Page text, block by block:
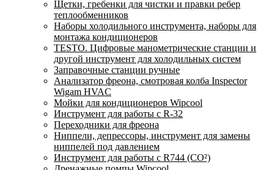
Щетки, гребенки для чистки и правки ребер
теплообменников
Наборы холодильного инструмента, наборы для
монтажа кондиционеров
TESTO. Цифровые манометрические станции и
другой инструмент для холодильных систем
Заправочные станции ручные
Анализатор фреона, смотровая колба Inspector
Wigam HVAC
Мойки для кондиционеров Wipcool
Инструмент для работы с R-32
Переходники для фреона
Ниппели, депрессоры, инструмент для замены
ниппелей под давлением
Инструмент для работы с R744 (CO²)